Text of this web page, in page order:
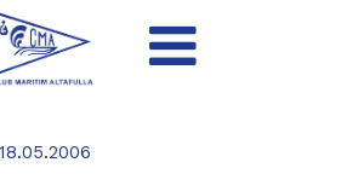
18.05.2006